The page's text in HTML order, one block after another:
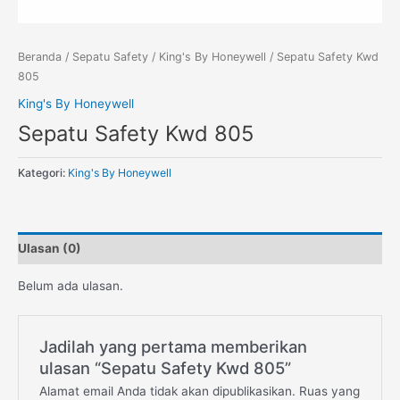
Beranda / Sepatu Safety / King's By Honeywell / Sepatu Safety Kwd
805
King's By Honeywell
Sepatu Safety Kwd 805
Kategori: King's By Honeywell
Ulasan (0)
Belum ada ulasan.
Jadilah yang pertama memberikan
ulasan “Sepatu Safety Kwd 805”
Alamat email Anda tidak akan dipublikasikan. Ruas yang